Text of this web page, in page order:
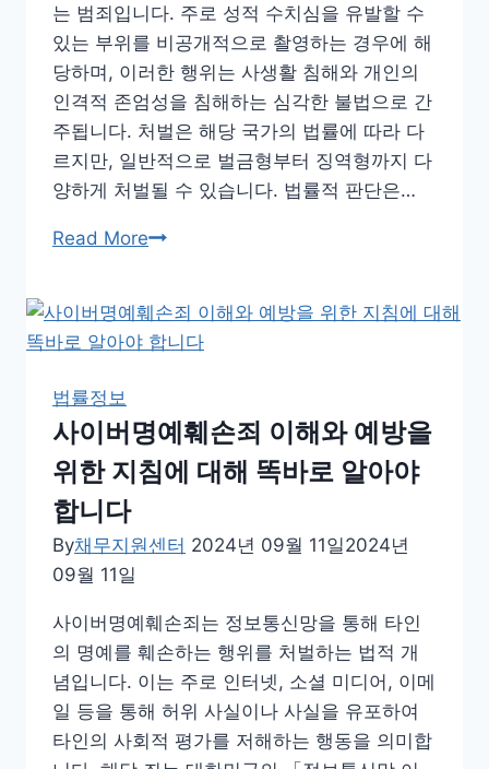
는 범죄입니다. 주로 성적 수치심을 유발할 수
있는 부위를 비공개적으로 촬영하는 경우에 해
당하며, 이러한 행위는 사생활 침해와 개인의
인격적 존엄성을 침해하는 심각한 불법으로 간
주됩니다. 처벌은 해당 국가의 법률에 따라 다
르지만, 일반적으로 벌금형부터 징역형까지 다
양하게 처벌될 수 있습니다. 법률적 판단은…
Read More카
등
이
영
죄
부
할
수
있
도
록
법률정보
사이버명예훼손죄 이해와 예방을
위한 지침에 대해 똑바로 알아야
합니다
By채무지원센터 2024년 09월 11일2024년
09월 11일
사이버명예훼손죄는 정보통신망을 통해 타인
의 명예를 훼손하는 행위를 처벌하는 법적 개
념입니다. 이는 주로 인터넷, 소셜 미디어, 이메
일 등을 통해 허위 사실이나 사실을 유포하여
타인의 사회적 평가를 저해하는 행동을 의미합